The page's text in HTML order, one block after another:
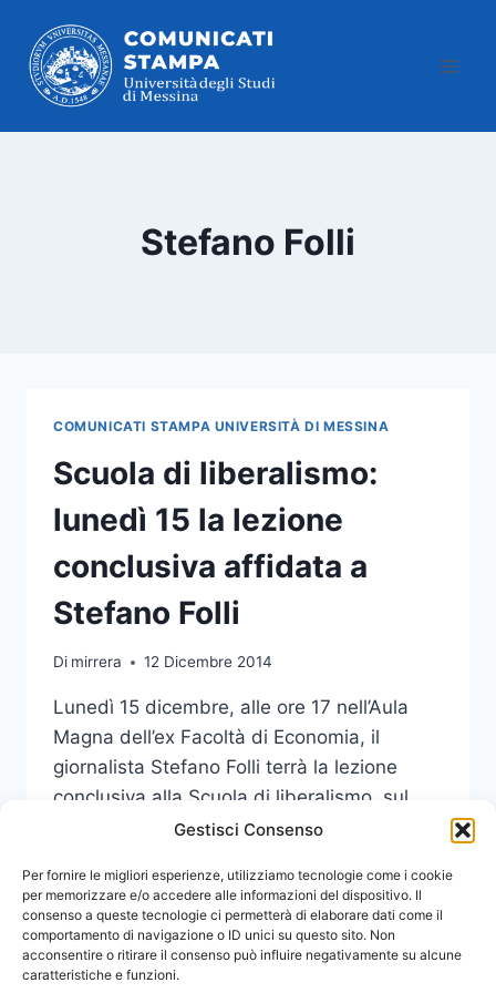
Gestisci Consenso
Per fornire le migliori esperienze, utilizziamo tecnologie come i cookie
per memorizzare e/o accedere alle informazioni del dispositivo. Il
consenso a queste tecnologie ci permetterà di elaborare dati come il
comportamento di navigazione o ID unici su questo sito. Non
acconsentire o ritirare il consenso può influire negativamente su alcune
caratteristiche e funzioni.
contenuto
Stefano Folli
COMUNICATI STAMPA UNIVERSITÀ DI MESSINA
Scuola di liberalismo:
lunedì 15 la lezione
conclusiva affidata a
Stefano Folli
Di mirrera 12 Dicembre 2014
Lunedì 15 dicembre, alle ore 17 nell’Aula
Magna dell’ex Facoltà di Economia, il
giornalista Stefano Folli terrà la lezione
conclusiva alla Scuola di liberalismo, sul
tema “Comunicazione e libertà”.
LEGGI DI PIÙSCUOLA
DI
LIBERALISMO:
LUNEDÌ
15